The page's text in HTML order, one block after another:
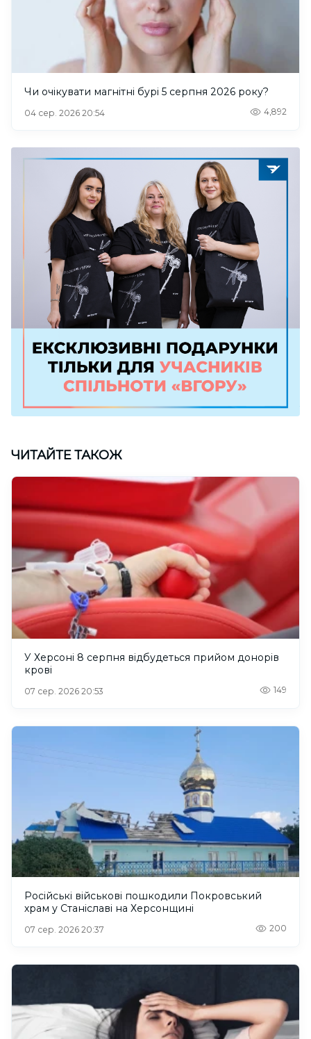
Чи очікувати магнітні бурі 5 серпня 2026 року?
04 сер. 2026 20:54 4,892
ЧИТАЙТЕ ТАКОЖ
У Херсоні 8 серпня відбудеться прийом донорів
крові
07 сер. 2026 20:53 149
Російські військові пошкодили Покровський
храм у Станіславі на Херсонщині
07 сер. 2026 20:37 200